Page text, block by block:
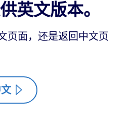
英文版本。
页面，还是返回中文页